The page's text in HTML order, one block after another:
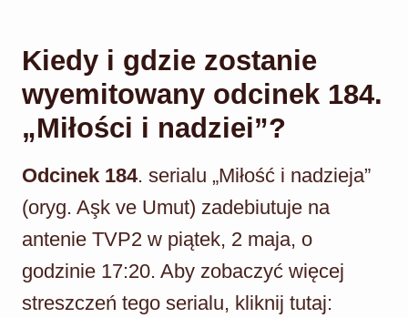
Kiedy i gdzie zostanie
wyemitowany odcinek 184.
„Miłości i nadziei”?
Odcinek 184. serialu „Miłość i nadzieja”
(oryg. Aşk ve Umut) zadebiutuje na
antenie TVP2 w piątek, 2 maja, o
godzinie 17:20. Aby zobaczyć więcej
streszczeń tego serialu, kliknij tutaj: